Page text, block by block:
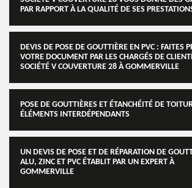
PAR RAPPORT À LA QUALITÉ DE SES
DEVIS DE POSE DE GOUTTIÈRE EN PVC : FAITES
VOTRE DOCUMENT PAR LES CHARGÉS DE
SOCIÉTÉ V COUVERTURE 28 À GOMMERVILLE
POSE DE GOUTTIÈRES ET ÉTANCHÉITÉ DE
ÉLÉMENTS INTERDÉPENDANTS
UN DEVIS DE POSE ET DE RÉPARATION DE
ALU, ZINC ET PVC ÉTABLIT PAR UN EXPERT À
GOMMERVILLE